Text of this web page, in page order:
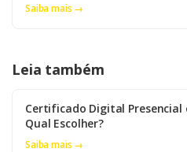
Saiba mais →
Leia também
Certificado Digital Presencial
Qual Escolher?
Saiba mais →